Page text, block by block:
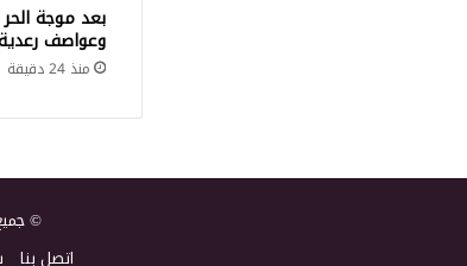
بعد موجة الحر
وعواصف
منذ 24 دقيقة
©
اتصل بنا